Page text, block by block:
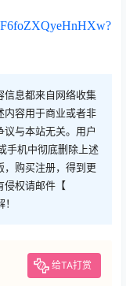
信息都来自网络收集
内容用于商业或者非
与本站无关。用户
手机中彻底删除上述
，购买注册，得到更
侵权请邮件【
给TA打赏